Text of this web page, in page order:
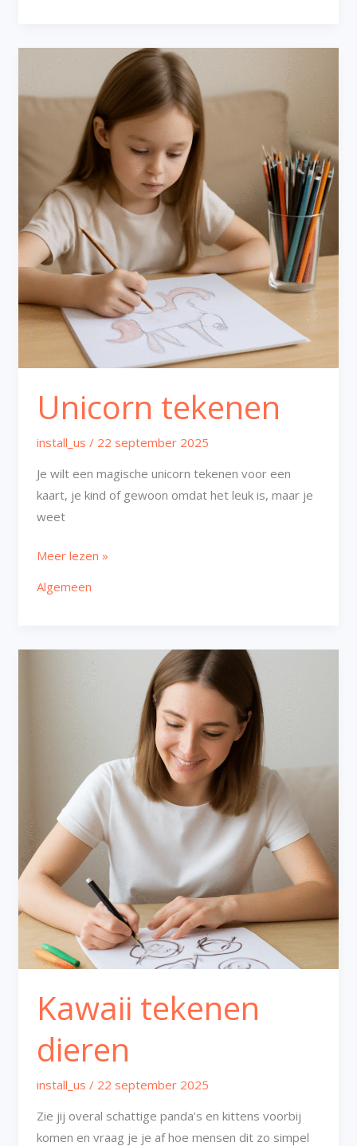
Unicorn tekenen
install_us / 22 september 2025
Je wilt een magische unicorn tekenen voor een
kaart, je kind of gewoon omdat het leuk is, maar je
weet
Meer lezen »
Algemeen
Kawaii tekenen
dieren
install_us / 22 september 2025
Zie jij overal schattige panda’s en kittens voorbij
komen en vraag je je af hoe mensen dit zo simpel
tekenen
dieren